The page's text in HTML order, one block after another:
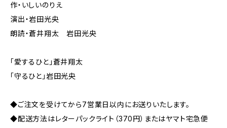
作・いしいのりえ
演出・岩田光央
朗読・蒼井翔太 岩田光央
「愛するひと」蒼井翔太
「守るひと」岩田光央
◆ご注文を受けてから7営業日以内にお送りいたします。
◆配送方法はレターパックライト（370円）またはヤマト宅急便